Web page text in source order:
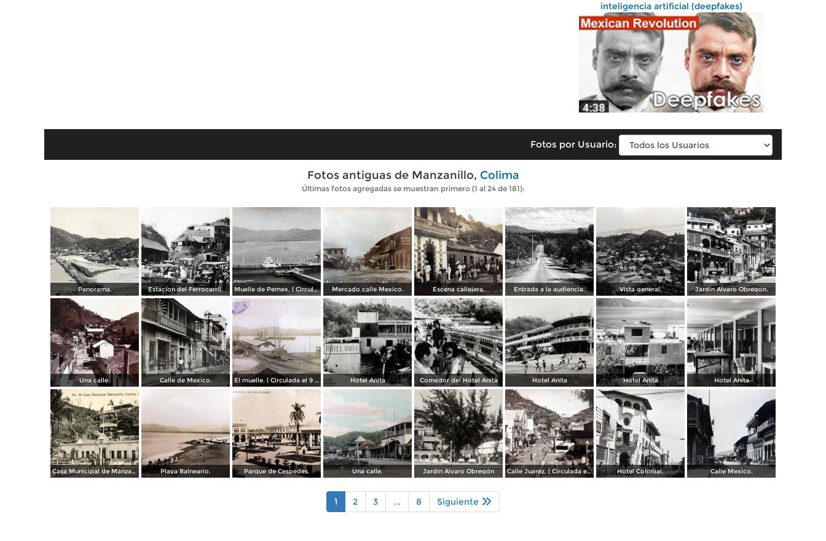
inteligencia artificial (deepfakes)
Fotos por Usuario:
Fotos antiguas de Manzanillo, Colima
Últimas fotos agregadas se muestran primero (1 al 24 de 181):
Panorama. Estacion del Ferrocarril. Muelle de Pemex, ( Circulada el 21 de Septiembre de 1962 ). Mercado calle Mexico. Escena callejera. Entrada a la audiencia. Vista general. Jardin Alvaro Obregon.
Una calle. Calle de Mexico. El muelle. ( Circulada el 9 de Septiembre de 1913 ). Hotel Anita Comedor del Hotel Anita Hotel Anita Hotel Anita Hotel Anita
Casa Municipal de Manzanillo Playa Balneario. Parque de Cespedes. Una calle. Jardín Álvaro Obregón Calle Juarez. ( Circulada el 22 de Diciembre de 1942 ). Hotel Colonial. Calle Mexico.
1 2 3 ... 8 Siguiente